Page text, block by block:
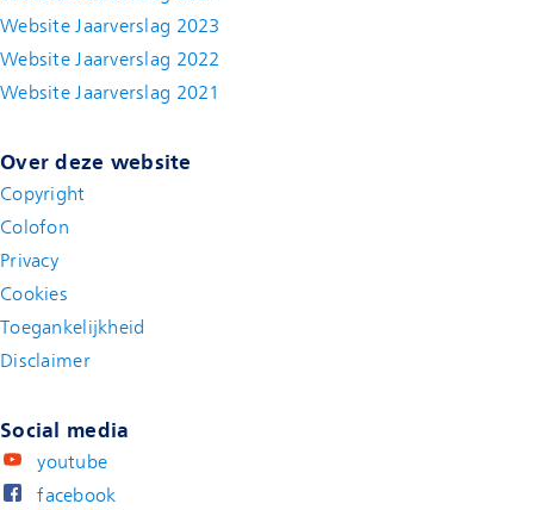
Website Jaarverslag 2023
Website Jaarverslag 2022
Website Jaarverslag 2021
Over deze website
Copyright
Colofon
Privacy
Cookies
Toegankelijkheid
Disclaimer(new window)
Social media
youtube
facebook